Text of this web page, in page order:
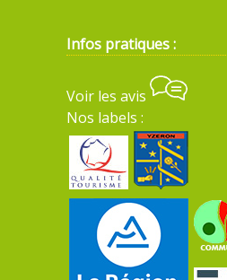
Infos pratiques :
Voir les avis
Nos labels :